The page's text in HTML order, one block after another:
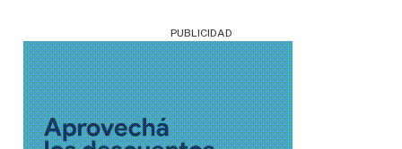
PUBLICIDAD